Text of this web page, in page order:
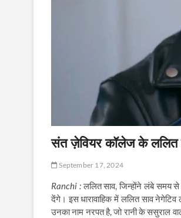
संत ज़ेवियर कॉलेज के ललित
September 17, 2024
Ranchi :ललित साव, जिन्होंने लंबे समय से
देंगे। इस धारावाहिक में ललित साव
उनका नाम नरपत है, जो रानी के ससुराल